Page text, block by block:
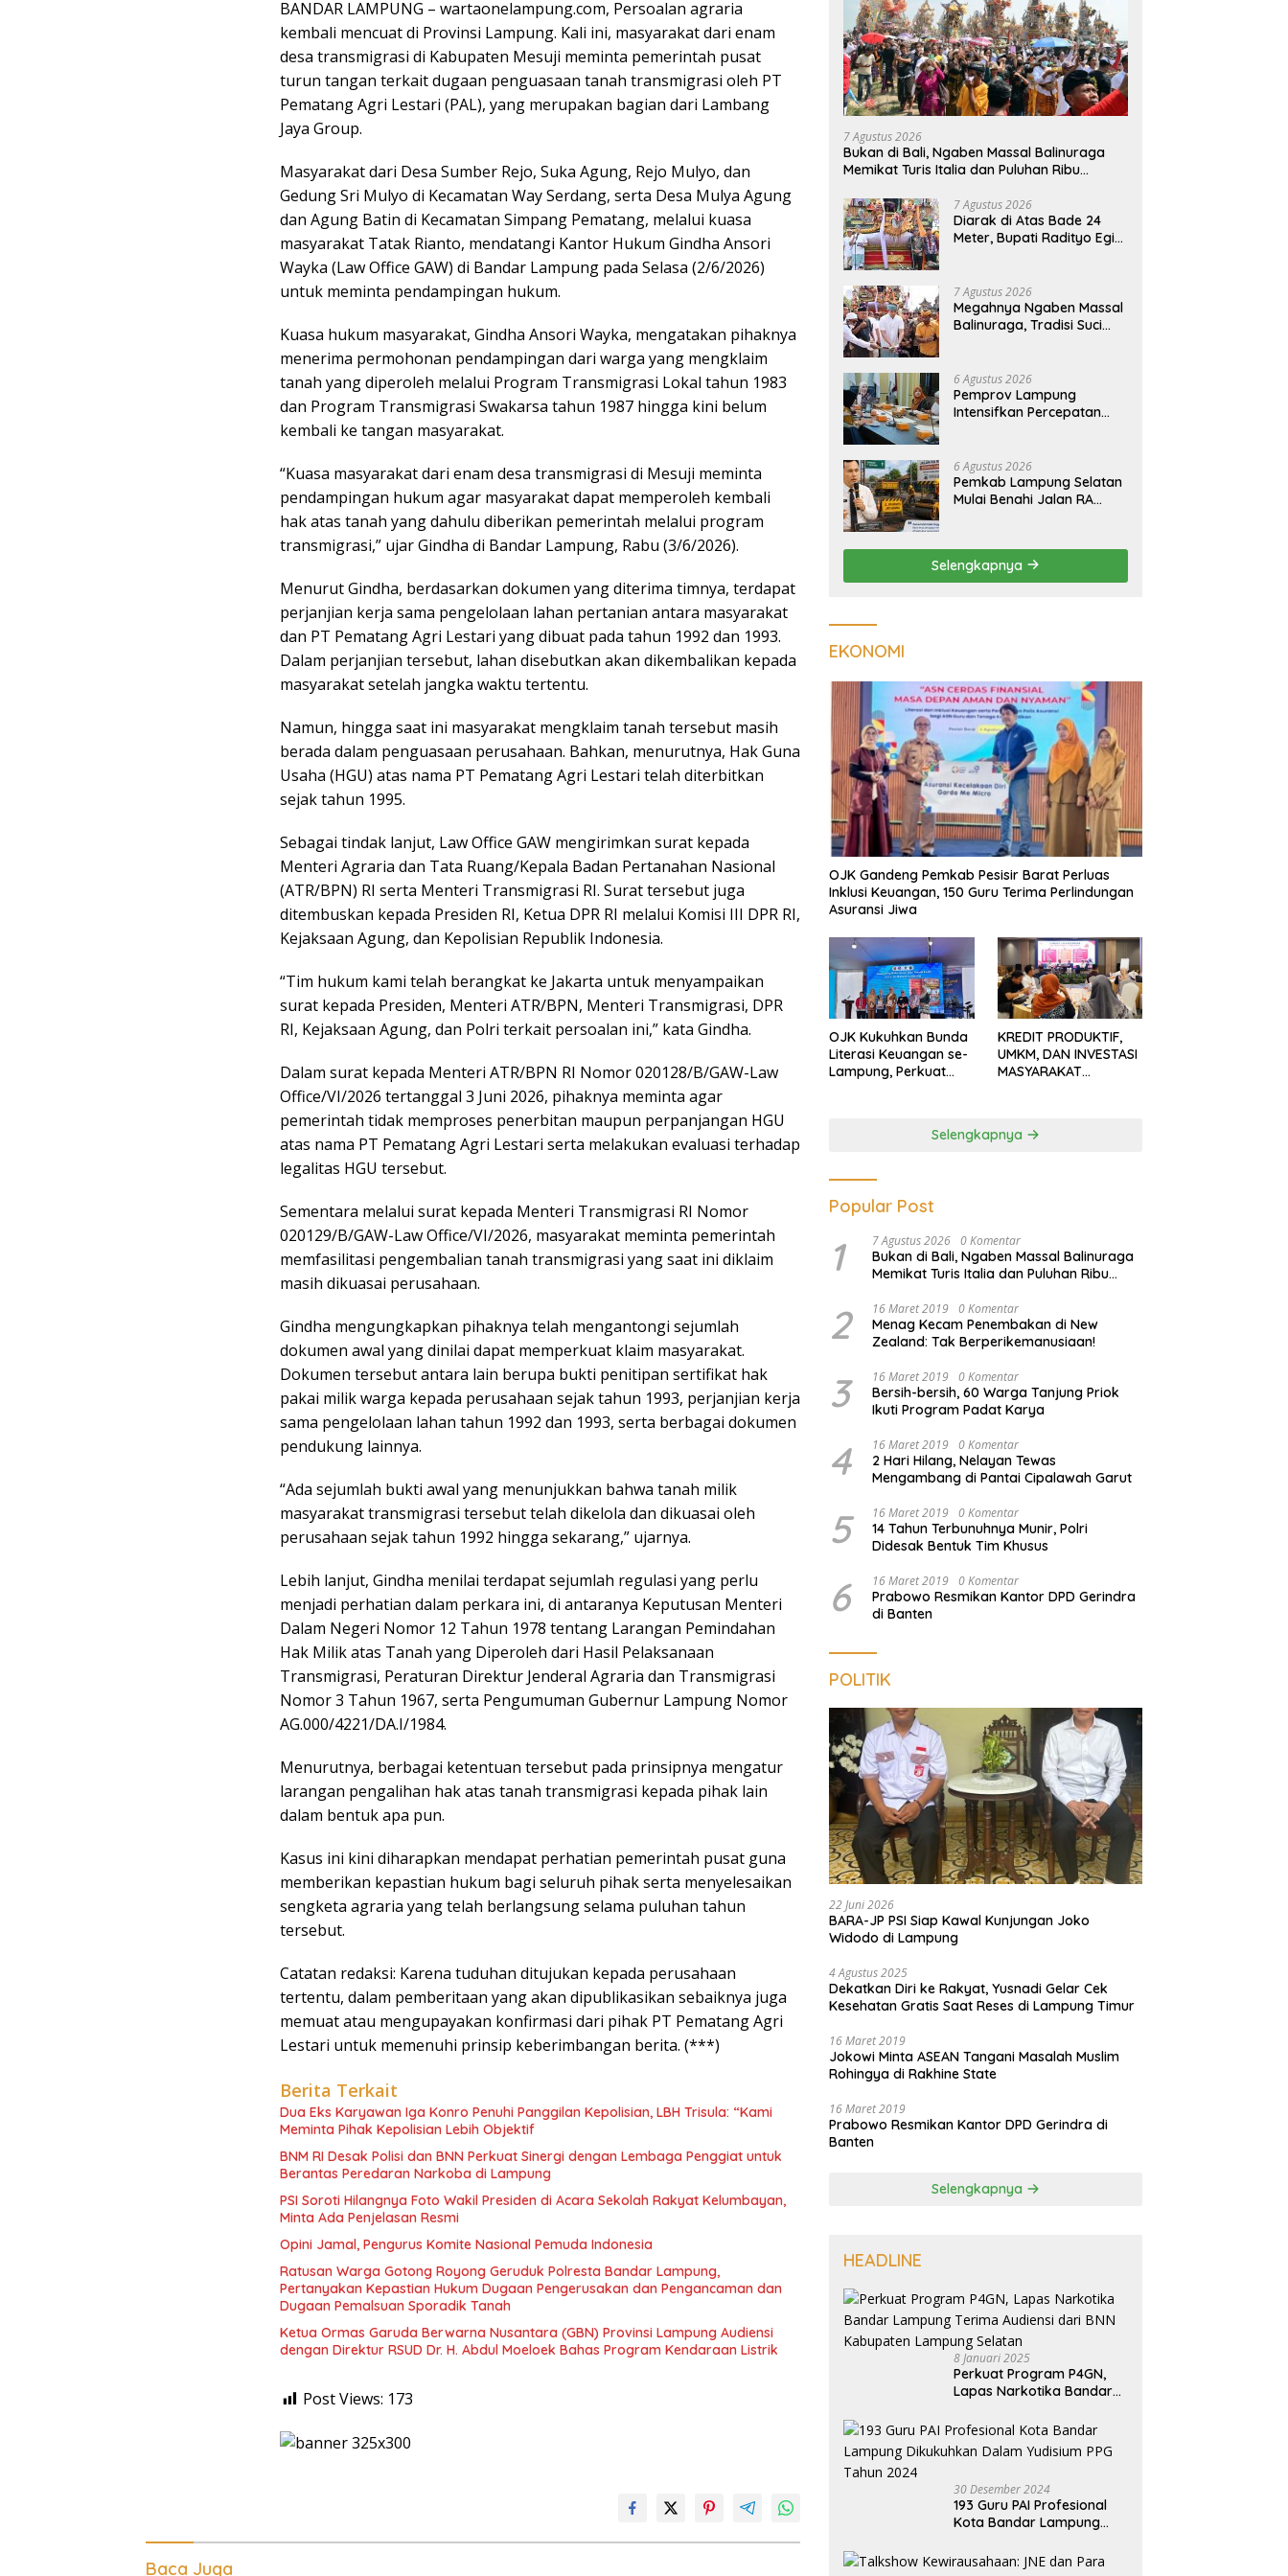
BANDAR LAMPUNG – wartaonelampung.com, Persoalan agraria
kembali mencuat di Provinsi Lampung. Kali ini, masyarakat dari enam
desa transmigrasi di Kabupaten Mesuji meminta pemerintah pusat
turun tangan terkait dugaan penguasaan tanah transmigrasi oleh PT
Pematang Agri Lestari (PAL), yang merupakan bagian dari Lambang
Jaya Group.
Masyarakat dari Desa Sumber Rejo, Suka Agung, Rejo Mulyo, dan
Gedung Sri Mulyo di Kecamatan Way Serdang, serta Desa Mulya Agung
dan Agung Batin di Kecamatan Simpang Pematang, melalui kuasa
masyarakat Tatak Rianto, mendatangi Kantor Hukum Gindha Ansori
Wayka (Law Office GAW) di Bandar Lampung pada Selasa (2/6/2026)
untuk meminta pendampingan hukum.
Kuasa hukum masyarakat, Gindha Ansori Wayka, mengatakan pihaknya
menerima permohonan pendampingan dari warga yang mengklaim
tanah yang diperoleh melalui Program Transmigrasi Lokal tahun 1983
dan Program Transmigrasi Swakarsa tahun 1987 hingga kini belum
kembali ke tangan masyarakat.
“Kuasa masyarakat dari enam desa transmigrasi di Mesuji meminta
pendampingan hukum agar masyarakat dapat memperoleh kembali
hak atas tanah yang dahulu diberikan pemerintah melalui program
transmigrasi,” ujar Gindha di Bandar Lampung, Rabu (3/6/2026).
Menurut Gindha, berdasarkan dokumen yang diterima timnya, terdapat
perjanjian kerja sama pengelolaan lahan pertanian antara masyarakat
dan PT Pematang Agri Lestari yang dibuat pada tahun 1992 dan 1993.
Dalam perjanjian tersebut, lahan disebutkan akan dikembalikan kepada
masyarakat setelah jangka waktu tertentu.
Namun, hingga saat ini masyarakat mengklaim tanah tersebut masih
berada dalam penguasaan perusahaan. Bahkan, menurutnya, Hak Guna
Usaha (HGU) atas nama PT Pematang Agri Lestari telah diterbitkan
sejak tahun 1995.
Sebagai tindak lanjut, Law Office GAW mengirimkan surat kepada
Menteri Agraria dan Tata Ruang/Kepala Badan Pertanahan Nasional
(ATR/BPN) RI serta Menteri Transmigrasi RI. Surat tersebut juga
ditembuskan kepada Presiden RI, Ketua DPR RI melalui Komisi III DPR RI,
Kejaksaan Agung, dan Kepolisian Republik Indonesia.
“Tim hukum kami telah berangkat ke Jakarta untuk menyampaikan
surat kepada Presiden, Menteri ATR/BPN, Menteri Transmigrasi, DPR
RI, Kejaksaan Agung, dan Polri terkait persoalan ini,” kata Gindha.
Dalam surat kepada Menteri ATR/BPN RI Nomor 020128/B/GAW-Law
Office/VI/2026 tertanggal 3 Juni 2026, pihaknya meminta agar
pemerintah tidak memproses penerbitan maupun perpanjangan HGU
atas nama PT Pematang Agri Lestari serta melakukan evaluasi terhadap
legalitas HGU tersebut.
Sementara melalui surat kepada Menteri Transmigrasi RI Nomor
020129/B/GAW-Law Office/VI/2026, masyarakat meminta pemerintah
memfasilitasi pengembalian tanah transmigrasi yang saat ini diklaim
masih dikuasai perusahaan.
Gindha mengungkapkan pihaknya telah mengantongi sejumlah
dokumen awal yang dinilai dapat memperkuat klaim masyarakat.
Dokumen tersebut antara lain berupa bukti penitipan sertifikat hak
pakai milik warga kepada perusahaan sejak tahun 1993, perjanjian kerja
sama pengelolaan lahan tahun 1992 dan 1993, serta berbagai dokumen
pendukung lainnya.
“Ada sejumlah bukti awal yang menunjukkan bahwa tanah milik
masyarakat transmigrasi tersebut telah dikelola dan dikuasai oleh
perusahaan sejak tahun 1992 hingga sekarang,” ujarnya.
Lebih lanjut, Gindha menilai terdapat sejumlah regulasi yang perlu
menjadi perhatian dalam perkara ini, di antaranya Keputusan Menteri
Dalam Negeri Nomor 12 Tahun 1978 tentang Larangan Pemindahan
Hak Milik atas Tanah yang Diperoleh dari Hasil Pelaksanaan
Transmigrasi, Peraturan Direktur Jenderal Agraria dan Transmigrasi
Nomor 3 Tahun 1967, serta Pengumuman Gubernur Lampung Nomor
AG.000/4221/DA.I/1984.
Menurutnya, berbagai ketentuan tersebut pada prinsipnya mengatur
larangan pengalihan hak atas tanah transmigrasi kepada pihak lain
dalam bentuk apa pun.
Kasus ini kini diharapkan mendapat perhatian pemerintah pusat guna
memberikan kepastian hukum bagi seluruh pihak serta menyelesaikan
sengketa agraria yang telah berlangsung selama puluhan tahun
tersebut.
Catatan redaksi: Karena tuduhan ditujukan kepada perusahaan
tertentu, dalam pemberitaan yang akan dipublikasikan sebaiknya juga
memuat atau mengupayakan konfirmasi dari pihak PT Pematang Agri
Lestari untuk memenuhi prinsip keberimbangan berita. (***)
Berita Terkait
Dua Eks Karyawan Iga Konro Penuhi Panggilan Kepolisian, LBH Trisula: “Kami
Meminta Pihak Kepolisian Lebih Objektif
BNM RI Desak Polisi dan BNN Perkuat Sinergi dengan Lembaga Penggiat untuk
Berantas Peredaran Narkoba di Lampung
PSI Soroti Hilangnya Foto Wakil Presiden di Acara Sekolah Rakyat Kelumbayan,
Minta Ada Penjelasan Resmi
Opini Jamal, Pengurus Komite Nasional Pemuda Indonesia
Ratusan Warga Gotong Royong Geruduk Polresta Bandar Lampung,
Pertanyakan Kepastian Hukum Dugaan Pengerusakan dan Pengancaman dan
Dugaan Pemalsuan Sporadik Tanah
Ketua Ormas Garuda Berwarna Nusantara (GBN) Provinsi Lampung Audiensi
dengan Direktur RSUD Dr. H. Abdul Moeloek Bahas Program Kendaraan Listrik
Post Views: 173
Baca Juga
7 Agustus 2026
Bukan di Bali, Ngaben Massal Balinuraga
Memikat Turis Italia dan Puluhan Ribu
7 Agustus 2026
Diarak di Atas Bade 24
Meter, Bupati Radityo Egi
‘Penglipuran’ Kedua pada
2027
7 Agustus 2026
Megahnya Ngaben Massal
Balinuraga, Tradisi Suci
dan Merekatkan Ikatan
Keluarga
6 Agustus 2026
Pemprov Lampung
Intensifkan Percepatan
Tanggamus
6 Agustus 2026
Pemkab Lampung Selatan
Mulai Benahi Jalan RA
Demi Keselamatan
Pengguna Jalan
Selengkapnya
EKONOMI
OJK Gandeng Pemkab Pesisir Barat Perluas
Inklusi Keuangan, 150 Guru Terima Perlindungan
Asuransi Jiwa
OJK Kukuhkan Bunda
Literasi Keuangan se-
Lampung, Perkuat
KREDIT PRODUKTIF,
UMKM, DAN INVESTASI
MASYARAKAT
Selengkapnya
Popular Post
1 7 Agustus 2026 0 Komentar
Bukan di Bali, Ngaben Massal Balinuraga
Memikat Turis Italia dan Puluhan Ribu
2 16 Maret 2019 0 Komentar
Menag Kecam Penembakan di New
Zealand: Tak Berperikemanusiaan!
3 16 Maret 2019 0 Komentar
Bersih-bersih, 60 Warga Tanjung Priok
Ikuti Program Padat Karya
4 16 Maret 2019 0 Komentar
2 Hari Hilang, Nelayan Tewas
Mengambang di Pantai Cipalawah Garut
5 16 Maret 2019 0 Komentar
14 Tahun Terbunuhnya Munir, Polri
Didesak Bentuk Tim Khusus
6 16 Maret 2019 0 Komentar
Prabowo Resmikan Kantor DPD Gerindra
di Banten
POLITIK
22 Juni 2026
BARA-JP PSI Siap Kawal Kunjungan Joko
Widodo di Lampung
4 Agustus 2025
Dekatkan Diri ke Rakyat, Yusnadi Gelar Cek
Kesehatan Gratis Saat Reses di Lampung Timur
16 Maret 2019
Jokowi Minta ASEAN Tangani Masalah Muslim
Rohingya di Rakhine State
16 Maret 2019
Prabowo Resmikan Kantor DPD Gerindra di
Banten
Selengkapnya
HEADLINE
8 Januari 2025
Perkuat Program P4GN,
Lapas Narkotika Bandar
dari BNN Kabupaten
Lampung Selatan
30 Desember 2024
193 Guru PAI Profesional
Kota Bandar Lampung
Yudisium PPG Tahun 2024